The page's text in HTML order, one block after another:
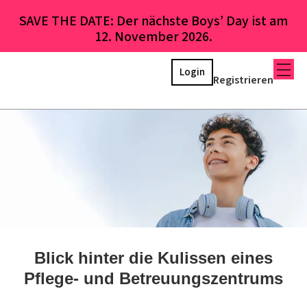
SAVE THE DATE: Der nächste Boys’ Day ist am
12. November 2026.
Registrieren
Login
Blick hinter die Kulissen eines
Pflege- und Betreuungszentrums